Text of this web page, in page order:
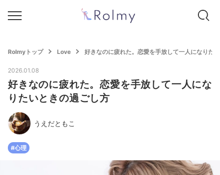
Rolmyトップ Love 好きなのに疲れた。恋愛を手放して一人になりた
2026.01.08
好きなのに疲れた。恋愛を手放して一人にな
りたいときの過ごし方
うえだともこ
#心理